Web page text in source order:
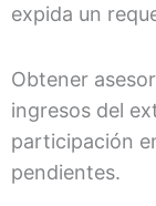
expida un
Obtener
ingresos del
participación
pendientes.